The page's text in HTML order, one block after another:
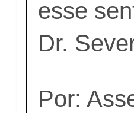
esse
Dr.
Por: